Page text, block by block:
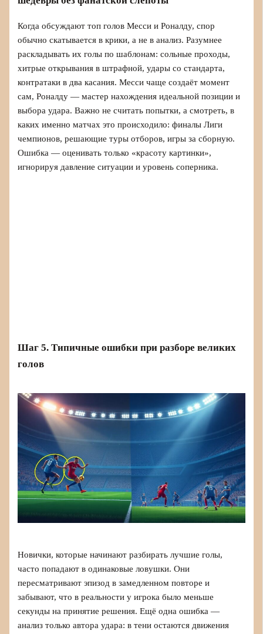
Когда обсуждают топ голов Месси и Роналду, спор
обычно скатывается в крики, а не в анализ. Разумнее
раскладывать их голы по шаблонам: сольные проходы,
хитрые открывания в штрафной, удары со стандарта,
контратаки в два касания. Месси чаще создаёт момент
сам, Роналду — мастер нахождения идеальной позиции и
выбора удара. Важно не считать попытки, а смотреть, в
каких именно матчах это происходило: финалы Лиги
чемпионов, решающие туры отборов, игры за сборную.
Ошибка — оценивать только «красоту картинки»,
игнорируя давление ситуации и уровень соперника.
Шаг 5. Типичные ошибки при разборе великих
голов
Новички, которые начинают разбирать лучшие голы,
часто попадают в одинаковые ловушки. Они
пересматривают эпизод в замедленном повторе и
забывают, что в реальности у игрока было меньше
секунды на принятие решения. Ещё одна ошибка —
анализ только автора удара: в тени остаются движения